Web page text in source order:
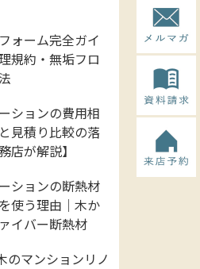
ォーム完全ガイ
規約・無垢フロ
ションの費用相
見積り比較の落
店が解説】
ションの断熱材
使う理由｜木か
イバー断熱材
のマンションリノ